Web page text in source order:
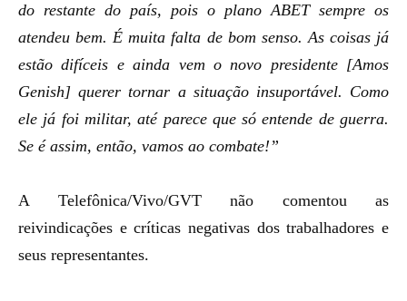
do restante do país, pois o plano ABET sempre os
atendeu bem. É muita falta de bom senso. As coisas já
estão difíceis e ainda vem o novo presidente [Amos
Genish] querer tornar a situação insuportável. Como
ele já foi militar, até parece que só entende de guerra.
Se é assim, então, vamos ao combate!”
A Telefônica/Vivo/GVT não comentou as
reivindicações e críticas negativas dos trabalhadores e
seus representantes.